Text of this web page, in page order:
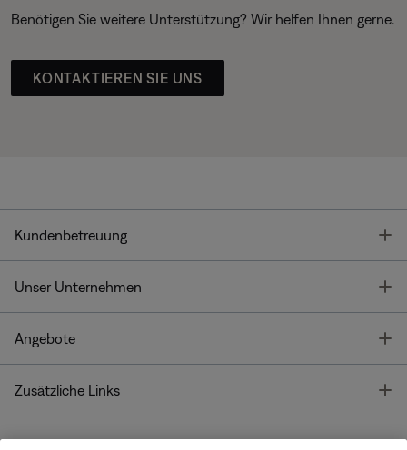
Benötigen Sie weitere Unterstützung? Wir helfen Ihnen gerne.
KONTAKTIEREN SIE UNS
Kundenbetreuung
Unser Unternehmen
Angebote
Zusätzliche Links